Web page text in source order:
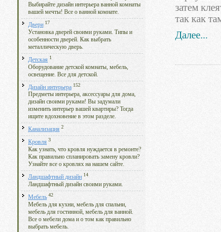
Выбирайте дизайн интерьера ванной комнаты
вашей мечты! Все о ванной комнате.
Двери 17
Установка дверей своими руками. Типы и
особенности дверей. Как выбрать
металлическую дверь.
Детская 1
Оборудование детской комнаты, мебель,
освещение. Все для детской.
Дизайн интерьера 152
Предметы интерьера, аксессуары для дома,
дизайн своими руками! Вы задумали
изменить интерьер вашей квартиры? Тогда
ищите вдохновение в этом разделе.
Канализация 2
Кровля 3
Как узнать, что кровля нуждается в ремонте?
Как правильно спланировать замену кровли?
Узнайте все о кровлях на нашем сайте.
Ландшафтный дизайн 14
Ландшафтный дизайн своими руками.
Мебель 42
Мебель для кухни, мебель для спальни,
мебель для гостинной, мебель для ванной.
Все о мебели дома и о том как правильно
выбрать мебель.
затем
так как
Далее...